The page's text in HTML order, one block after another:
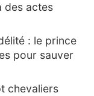
des actes
: le prince
pour sauver
chevaliers